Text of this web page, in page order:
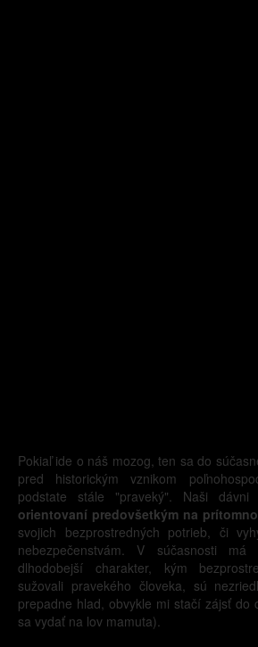
Pokiaľ ide o náš mozog, ten sa do
pred historickým vznikom
podstate stále "praveký". Naši
orientovaní predovšetkým na
svojich bezprostredných potrieb, či
nebezpečenstvám. V súčasnosti
dlhodobejší charakter, kým
sužovali pravekého človeka, sú
prepadne hlad, obvykle mi stačí zájsť do
sa vydať na lov mamuta).